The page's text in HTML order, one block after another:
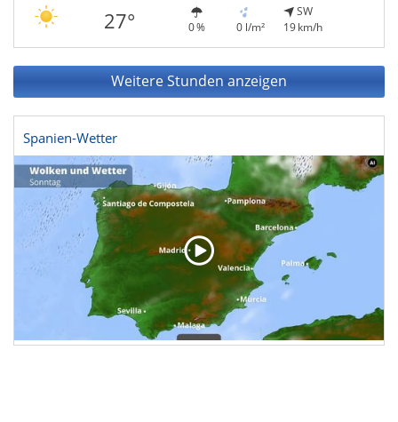
27° 0 % 0 l/m²
SW
19 km/h
Weitere Stunden anzeigen
Spanien-Wetter